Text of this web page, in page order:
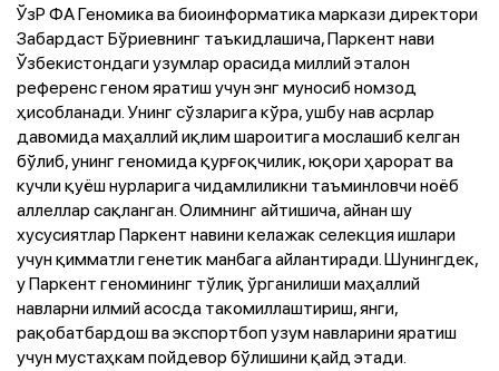
ЎзР ФА Геномика ва биоинформатика маркази директори
Забардаст Бўриевнинг таъкидлашича, Паркент нави
Ўзбекистондаги узумлар орасида миллий эталон
референс геном яратиш учун энг муносиб номзод
ҳисобланади. Унинг сўзларига кўра, ушбу нав асрлар
давомида маҳаллий иқлим шароитига мослашиб келган
бўлиб, унинг геномида қурғоқчилик, юқори ҳарорат ва
кучли қуёш нурларига чидамлиликни таъминловчи ноёб
аллеллар сақланган. Олимнинг айтишича, айнан шу
хусусиятлар Паркент навини келажак селекция ишлари
учун қимматли генетик манбага айлантиради. Шунингдек,
у Паркент геномининг тўлиқ ўрганилиши маҳаллий
навларни илмий асосда такомиллаштириш, янги,
рақобатбардош ва экспортбоп узум навларини яратиш
учун мустаҳкам пойдевор бўлишини қайд этади.